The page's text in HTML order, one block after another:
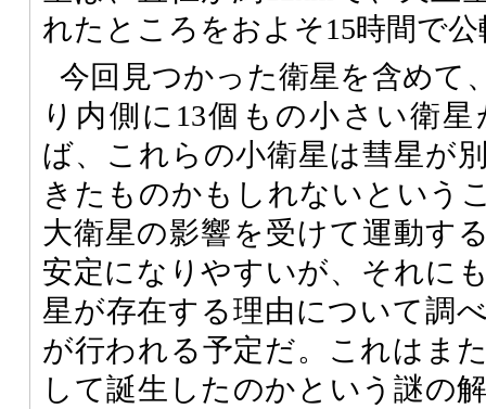
れたところをおよそ15時間で
今回見つかった衛星を含めて
り内側に13個もの小さい衛
ば、これらの小衛星は彗星が
きたものかもしれないという
大衛星の影響を受けて運動す
安定になりやすいが、それに
星が存在する理由について調
が行われる予定だ。これはま
して誕生したのかという謎の